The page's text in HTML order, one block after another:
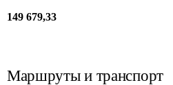
149 679,33
Маршруты и транспорт